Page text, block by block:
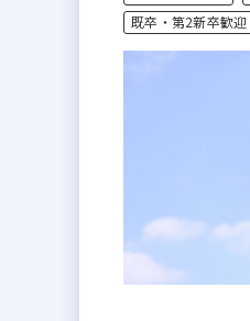
既卒・第2新卒歓迎